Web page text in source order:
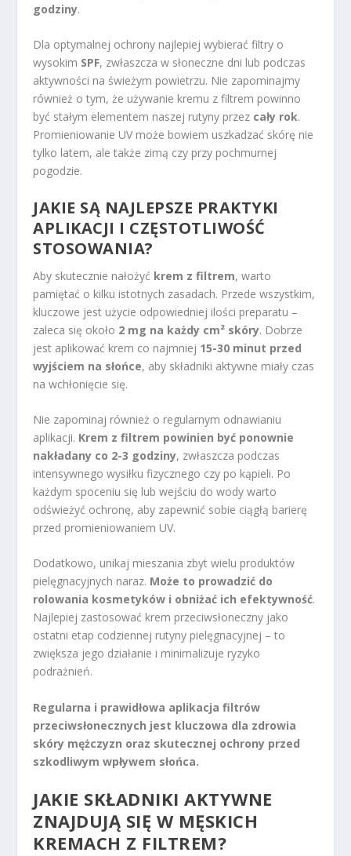
godziny.
Dla optymalnej ochrony najlepiej wybierać filtry o
wysokim SPF, zwłaszcza w słoneczne dni lub podczas
aktywności na świeżym powietrzu. Nie zapominajmy
również o tym, że używanie kremu z filtrem powinno
być stałym elementem naszej rutyny przez cały rok.
Promieniowanie UV może bowiem uszkadzać skórę nie
tylko latem, ale także zimą czy przy pochmurnej
pogodzie.
JAKIE SĄ NAJLEPSZE PRAKTYKI
APLIKACJI I CZĘSTOTLIWOŚĆ
STOSOWANIA?
Aby skutecznie nałożyć krem z filtrem, warto
pamiętać o kilku istotnych zasadach. Przede wszystkim,
kluczowe jest użycie odpowiedniej ilości preparatu –
zaleca się około 2 mg na każdy cm² skóry. Dobrze
jest aplikować krem co najmniej 15-30 minut przed
wyjściem na słońce, aby składniki aktywne miały czas
na wchłonięcie się.
Nie zapominaj również o regularnym odnawianiu
aplikacji. Krem z filtrem powinien być ponownie
nakładany co 2-3 godziny, zwłaszcza podczas
intensywnego wysiłku fizycznego czy po kąpieli. Po
każdym spoceniu się lub wejściu do wody warto
odświeżyć ochronę, aby zapewnić sobie ciągłą barierę
przed promieniowaniem UV.
Dodatkowo, unikaj mieszania zbyt wielu produktów
pielęgnacyjnych naraz. Może to prowadzić do
rolowania kosmetyków i obniżać ich efektywność.
Najlepiej zastosować krem przeciwsłoneczny jako
ostatni etap codziennej rutyny pielęgnacyjnej – to
zwiększa jego działanie i minimalizuje ryzyko
podrażnień.
Regularna i prawidłowa aplikacja filtrów
przeciwsłonecznych jest kluczowa dla zdrowia
skóry mężczyzn oraz skutecznej ochrony przed
szkodliwym wpływem słońca.
JAKIE SKŁADNIKI AKTYWNE
ZNAJDUJĄ SIĘ W MĘSKICH
KREMACH Z FILTREM?